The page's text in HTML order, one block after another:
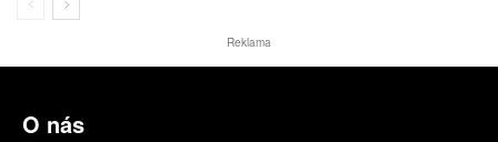
Reklama
O nás